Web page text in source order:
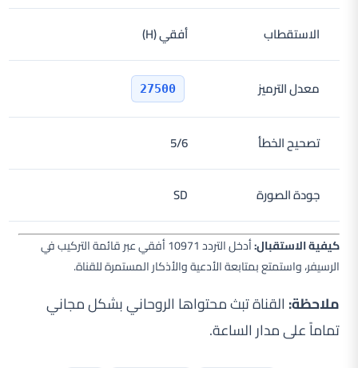
الاستقطاب أفقي (H)
معدل الترميز 27500
تصحيح الخطأ 5/6
جودة الصورة SD
كيفية الاستقبال:
أدخل التردد 10971 أفقي عبر قائمة التركيب في
الرسيفر، واستمتع بمتابعة الأدعية والأذكار المستمرة للقناة.
ملاحظة: القناة تبث محتواها الروحاني بشكل مجاني
تماماً على مدار الساعة.